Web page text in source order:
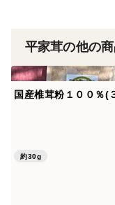
↓生しいたけ情報↓
・農薬 不使用
・日本産広葉樹使
・菌床製造 福井県
農園から直送にて
平家茸の他の
国産椎茸粉１００％(
約30g